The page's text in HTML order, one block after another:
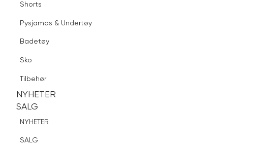
Sko
Tilbehør
NYHETER
SALG
NYHETER
SALG
Shorts
Pysjamas & Undertøy
Badetøy
Sko
Tilbehør
NYHETER
SALG
NYHETER
SALG
T-skjorter & Piqué
Bukser & Jeans
Blazere
Badetøy
Sko
Tilbehør